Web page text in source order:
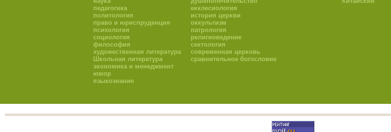
педагогика
политология
право и юриспруденция
психология
социология
философия
художественная литература
Школьная литература
экономика и менеджмент
юмор
языкознание
екклесиология
история церкви
оккультизм
патрология
религиоведение
сектология
современная церковь
сравнительное богословие